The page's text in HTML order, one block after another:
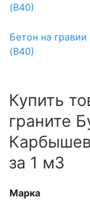
(В40)
Бетон на
(В40)
Купить
граните
за 1 м3
Марка